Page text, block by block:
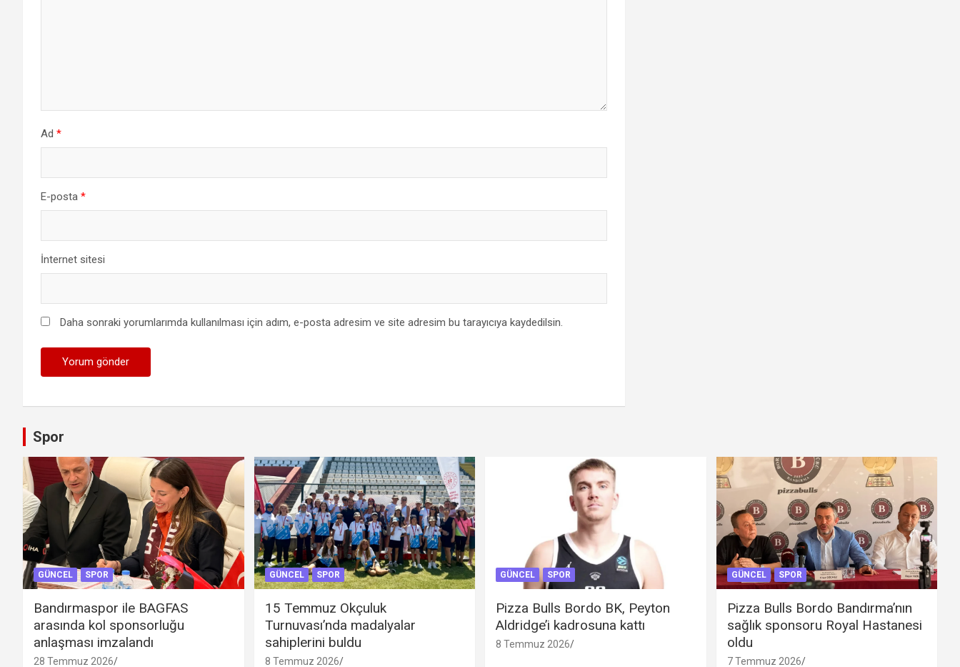
Ad *
E-posta *
İnternet sitesi
Daha sonraki yorumlarımda kullanılması için adım, e-posta adresim ve site adresim bu tarayıcıya kaydedilsin.
Spor
GÜNCEL SPOR
Bandırmaspor ile BAGFAS
arasında kol sponsorluğu
anlaşması imzalandı
28 Temmuz 2026
GÜNCEL SPOR
15 Temmuz Okçuluk
Turnuvası’nda madalyalar
sahiplerini buldu
8 Temmuz 2026
GÜNCEL SPOR
Pizza Bulls Bordo BK, Peyton
Aldridge’i kadrosuna kattı
8 Temmuz 2026
GÜNCEL SPOR
Pizza Bulls Bordo Bandırma’nın
sağlık sponsoru Royal Hastanesi
oldu
7 Temmuz 2026